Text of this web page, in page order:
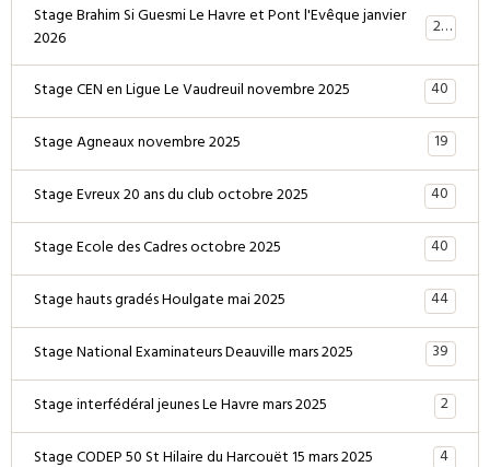
Stage Brahim Si Guesmi Le Havre et Pont l'Evêque janvier
2026 28
Stage CEN en Ligue Le Vaudreuil novembre 2025
40
Stage Agneaux novembre 2025
19
Stage Evreux 20 ans du club octobre 2025
40
Stage Ecole des Cadres octobre 2025
40
Stage hauts gradés Houlgate mai 2025
44
Stage National Examinateurs Deauville mars 2025
39
Stage interfédéral jeunes Le Havre mars 2025
2
Stage CODEP 50 St Hilaire du Harcouët 15 mars 2025
4